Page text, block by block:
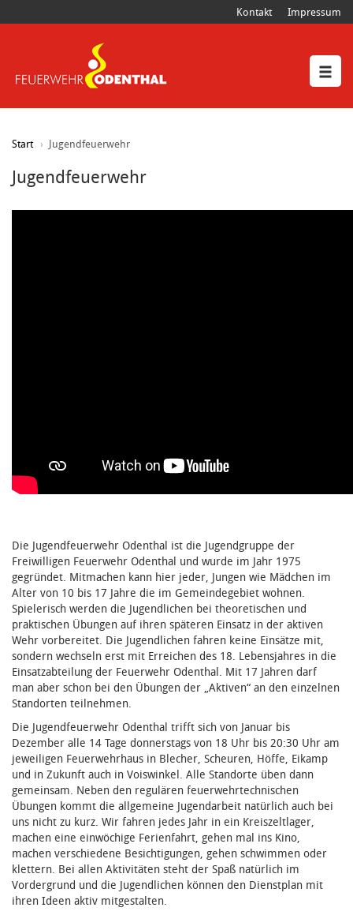
Kontakt Impressum
Start Jugendfeuerwehr
Jugendfeuerwehr
Die Jugendfeuerwehr Odenthal ist die Jugendgruppe der
Freiwilligen Feuerwehr Odenthal und wurde im Jahr 1975
gegründet. Mitmachen kann hier jeder, Jungen wie Mädchen im
Alter von 10 bis 17 Jahre die im Gemeindegebiet wohnen.
Spielerisch werden die Jugendlichen bei theoretischen und
praktischen Übungen auf ihren späteren Einsatz in der aktiven
Wehr vorbereitet. Die Jugendlichen fahren keine Einsätze mit,
sondern wechseln erst mit Erreichen des 18. Lebensjahres in die
Einsatzabteilung der Feuerwehr Odenthal. Mit 17 Jahren darf
man aber schon bei den Übungen der „Aktiven“ an den einzelnen
Standorten teilnehmen.
Die Jugendfeuerwehr Odenthal trifft sich von Januar bis
Dezember alle 14 Tage donnerstags von 18 Uhr bis 20:30 Uhr am
jeweiligen Feuerwehrhaus in Blecher, Scheuren, Höffe, Eikamp
und in Zukunft auch in Voiswinkel. Alle Standorte üben dann
gemeinsam. Neben den regulären feuerwehrtechnischen
Übungen kommt die allgemeine Jugendarbeit natürlich auch bei
uns nicht zu kurz. Wir fahren jedes Jahr in ein Kreiszeltlager,
machen eine einwöchige Ferienfahrt, gehen mal ins Kino,
machen verschiedene Besichtigungen, gehen schwimmen oder
klettern. Bei allen Aktivitäten steht der Spaß natürlich im
Vordergrund und die Jugendlichen können den Dienstplan mit
ihren Ideen aktiv mitgestalten.